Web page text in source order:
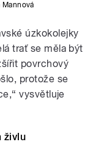
úzkokolejky
trať se měla být
povrchový
protože se
vysvětluje
živlu